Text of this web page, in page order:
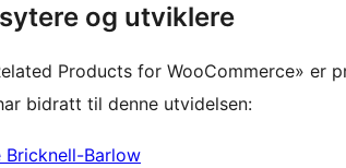
og utviklere
Products for WooCommerce» er
bidratt til denne utvidelsen:
Bricknell-Barlow